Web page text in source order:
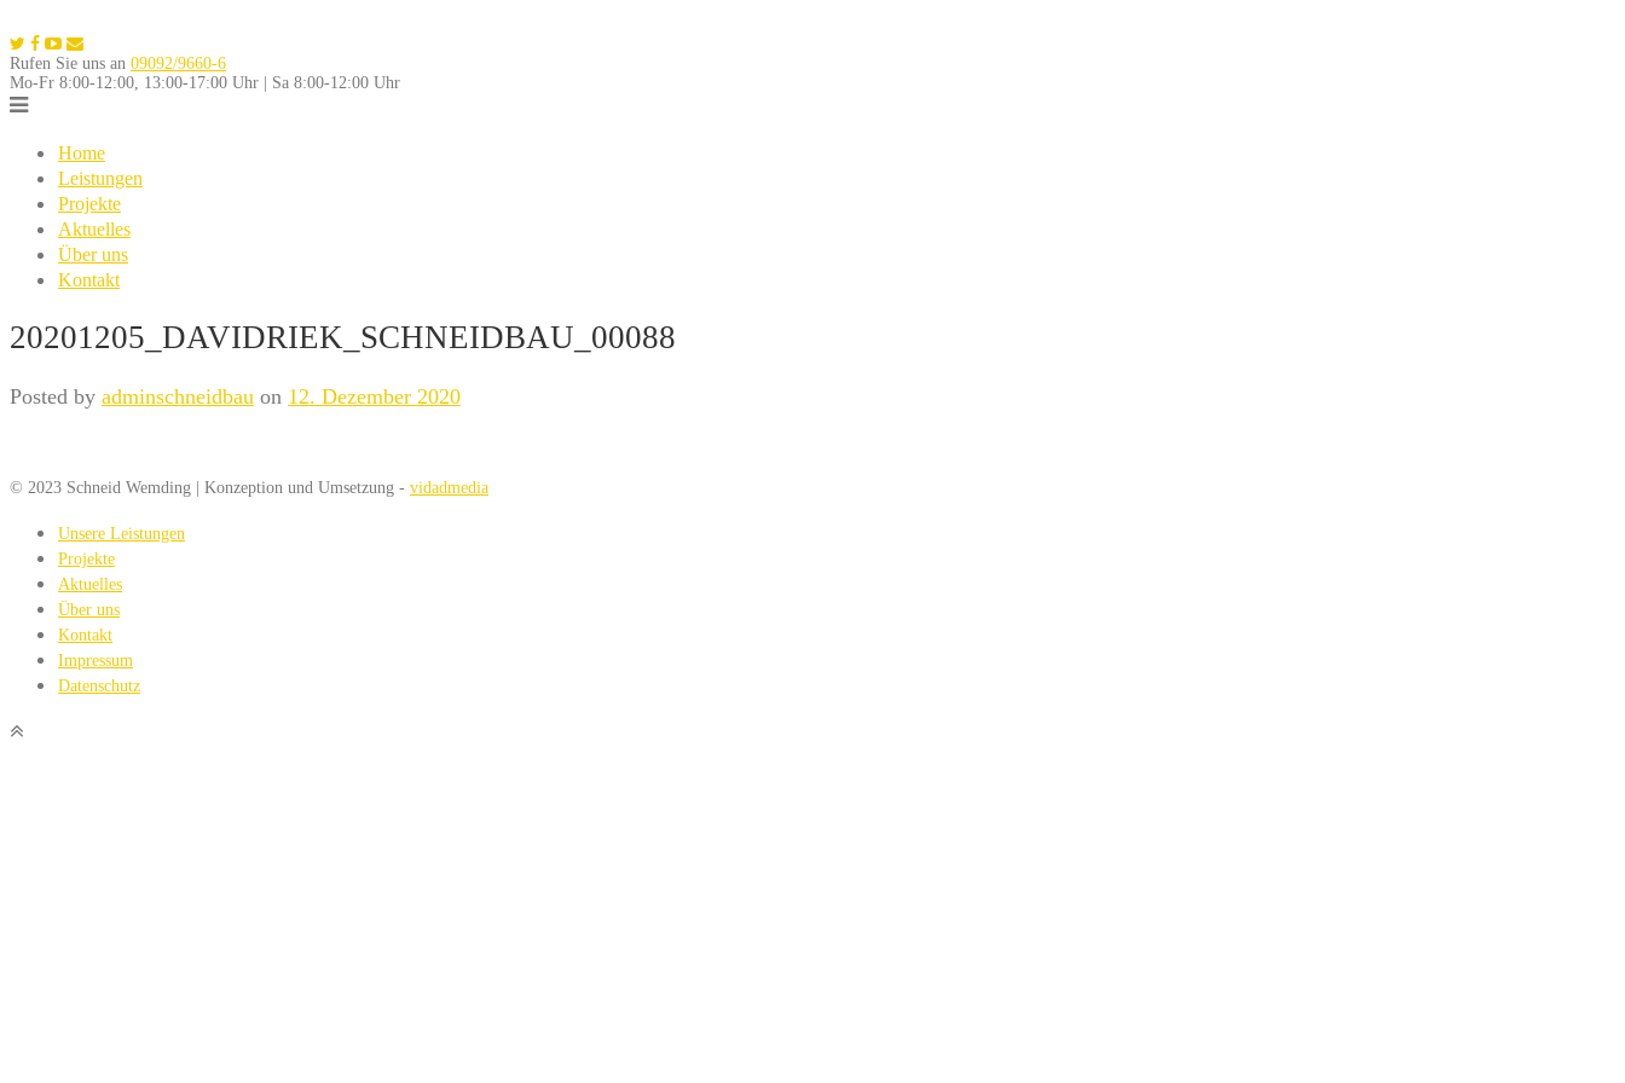
to
content
Rufen Sie uns an 09092/9660-6
Mo-Fr 8:00-12:00, 13:00-17:00 Uhr | Sa 8:00-12:00 Uhr
Home
Leistungen
Projekte
Aktuelles
Über uns
Kontakt
20201205_DAVIDRIEK_SCHNEIDBAU_00088
Posted by adminschneidbau on 12. Dezember 2020
© 2023 Schneid Wemding | Konzeption und Umsetzung - vidadmedia
Unsere Leistungen
Projekte
Aktuelles
Über uns
Kontakt
Impressum
Datenschutz